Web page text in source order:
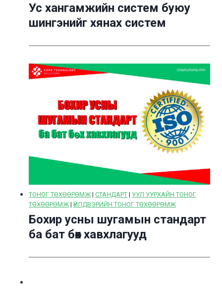
Ус хангамжийн систем буюу
шингэнийг хянах систем
ТОНОГ ТӨХӨӨРӨМЖ | СТАНДАРТ | УУЛ УУРХАЙН ТОНОГ
ТӨХӨӨРӨМЖ | ҮЙЛДВЭРИЙН ТОНОГ ТӨХӨӨРӨМЖ
Бохир усны шугамын стандарт
ба бат бөх хавхлагууд